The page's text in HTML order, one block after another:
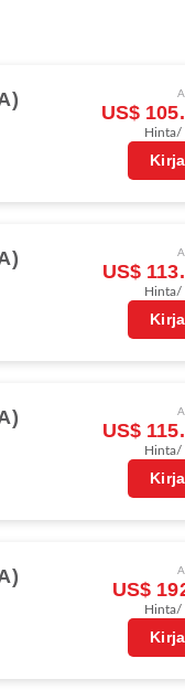
US$
Hinta/
Kirja
US$
Hinta/
Kirja
US$
Hinta/
Kirja
US$
Hinta/
Kirja